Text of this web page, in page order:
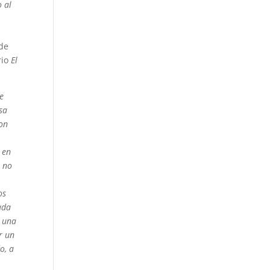
al
El
no
un
a